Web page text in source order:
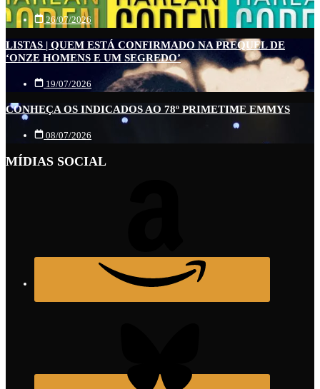
26/07/2026
LISTAS | QUEM ESTÁ CONFIRMADO NA PREQUEL DE
‘ONZE HOMENS E UM SEGREDO’
19/07/2026
CONHEÇA OS INDICADOS AO 78º PRIMETIME EMMYS
08/07/2026
MÍDIAS SOCIAL